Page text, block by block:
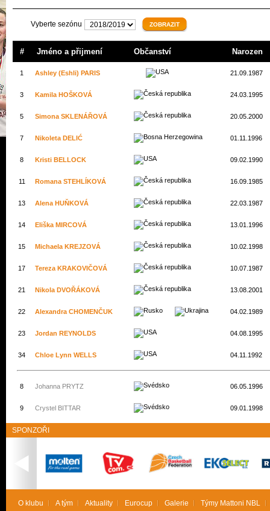
Vyberte sezónu
# Jméno a přijmení Občanství Narozen
1 Ashley (Eshli) PARIS 21.09.1987
3 Kamila HOŠKOVÁ 24.03.1995
5 Simona SKLENÁŘOVÁ 20.05.2000
7 Nikoleta DELIĆ 01.11.1996
8 Kristi BELLOCK 09.02.1990
11 Romana STEHLÍKOVÁ 16.09.1985
13 Alena HUŇKOVÁ 22.03.1987
14 Eliška MIRCOVÁ 13.01.1996
15 Michaela KREJZOVÁ 10.02.1998
17 Tereza KRAKOVIČOVÁ 10.07.1987
21 Nikola DVOŘÁKOVÁ 13.08.2001
22 Alexandra CHOMENČUK 04.02.1989
23 Jordan REYNOLDS 04.08.1995
34 Chloe Lynn WELLS 04.11.1992
8 Johanna PRYTZ 06.05.1996
9 Crystel BITTAR 09.01.1998
SPONZOŘI
O klubu A tým Aktuality Eurocup Galerie Týmy Mattoni NBL